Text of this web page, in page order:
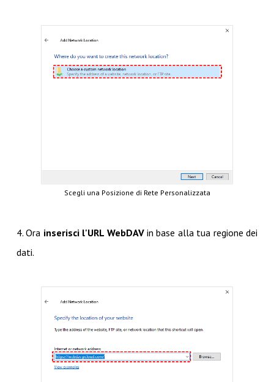
Scegli una Posizione di Rete Personalizzata
4. Ora inserisci l'URL WebDAVin base alla tua regione dei
dati.